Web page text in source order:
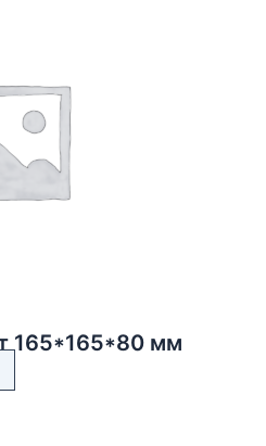
165*165*80 мм